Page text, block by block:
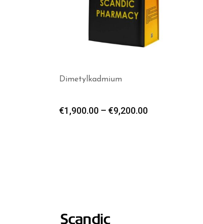
Dimetylkadmium
€1,900.00 – €9,200.00